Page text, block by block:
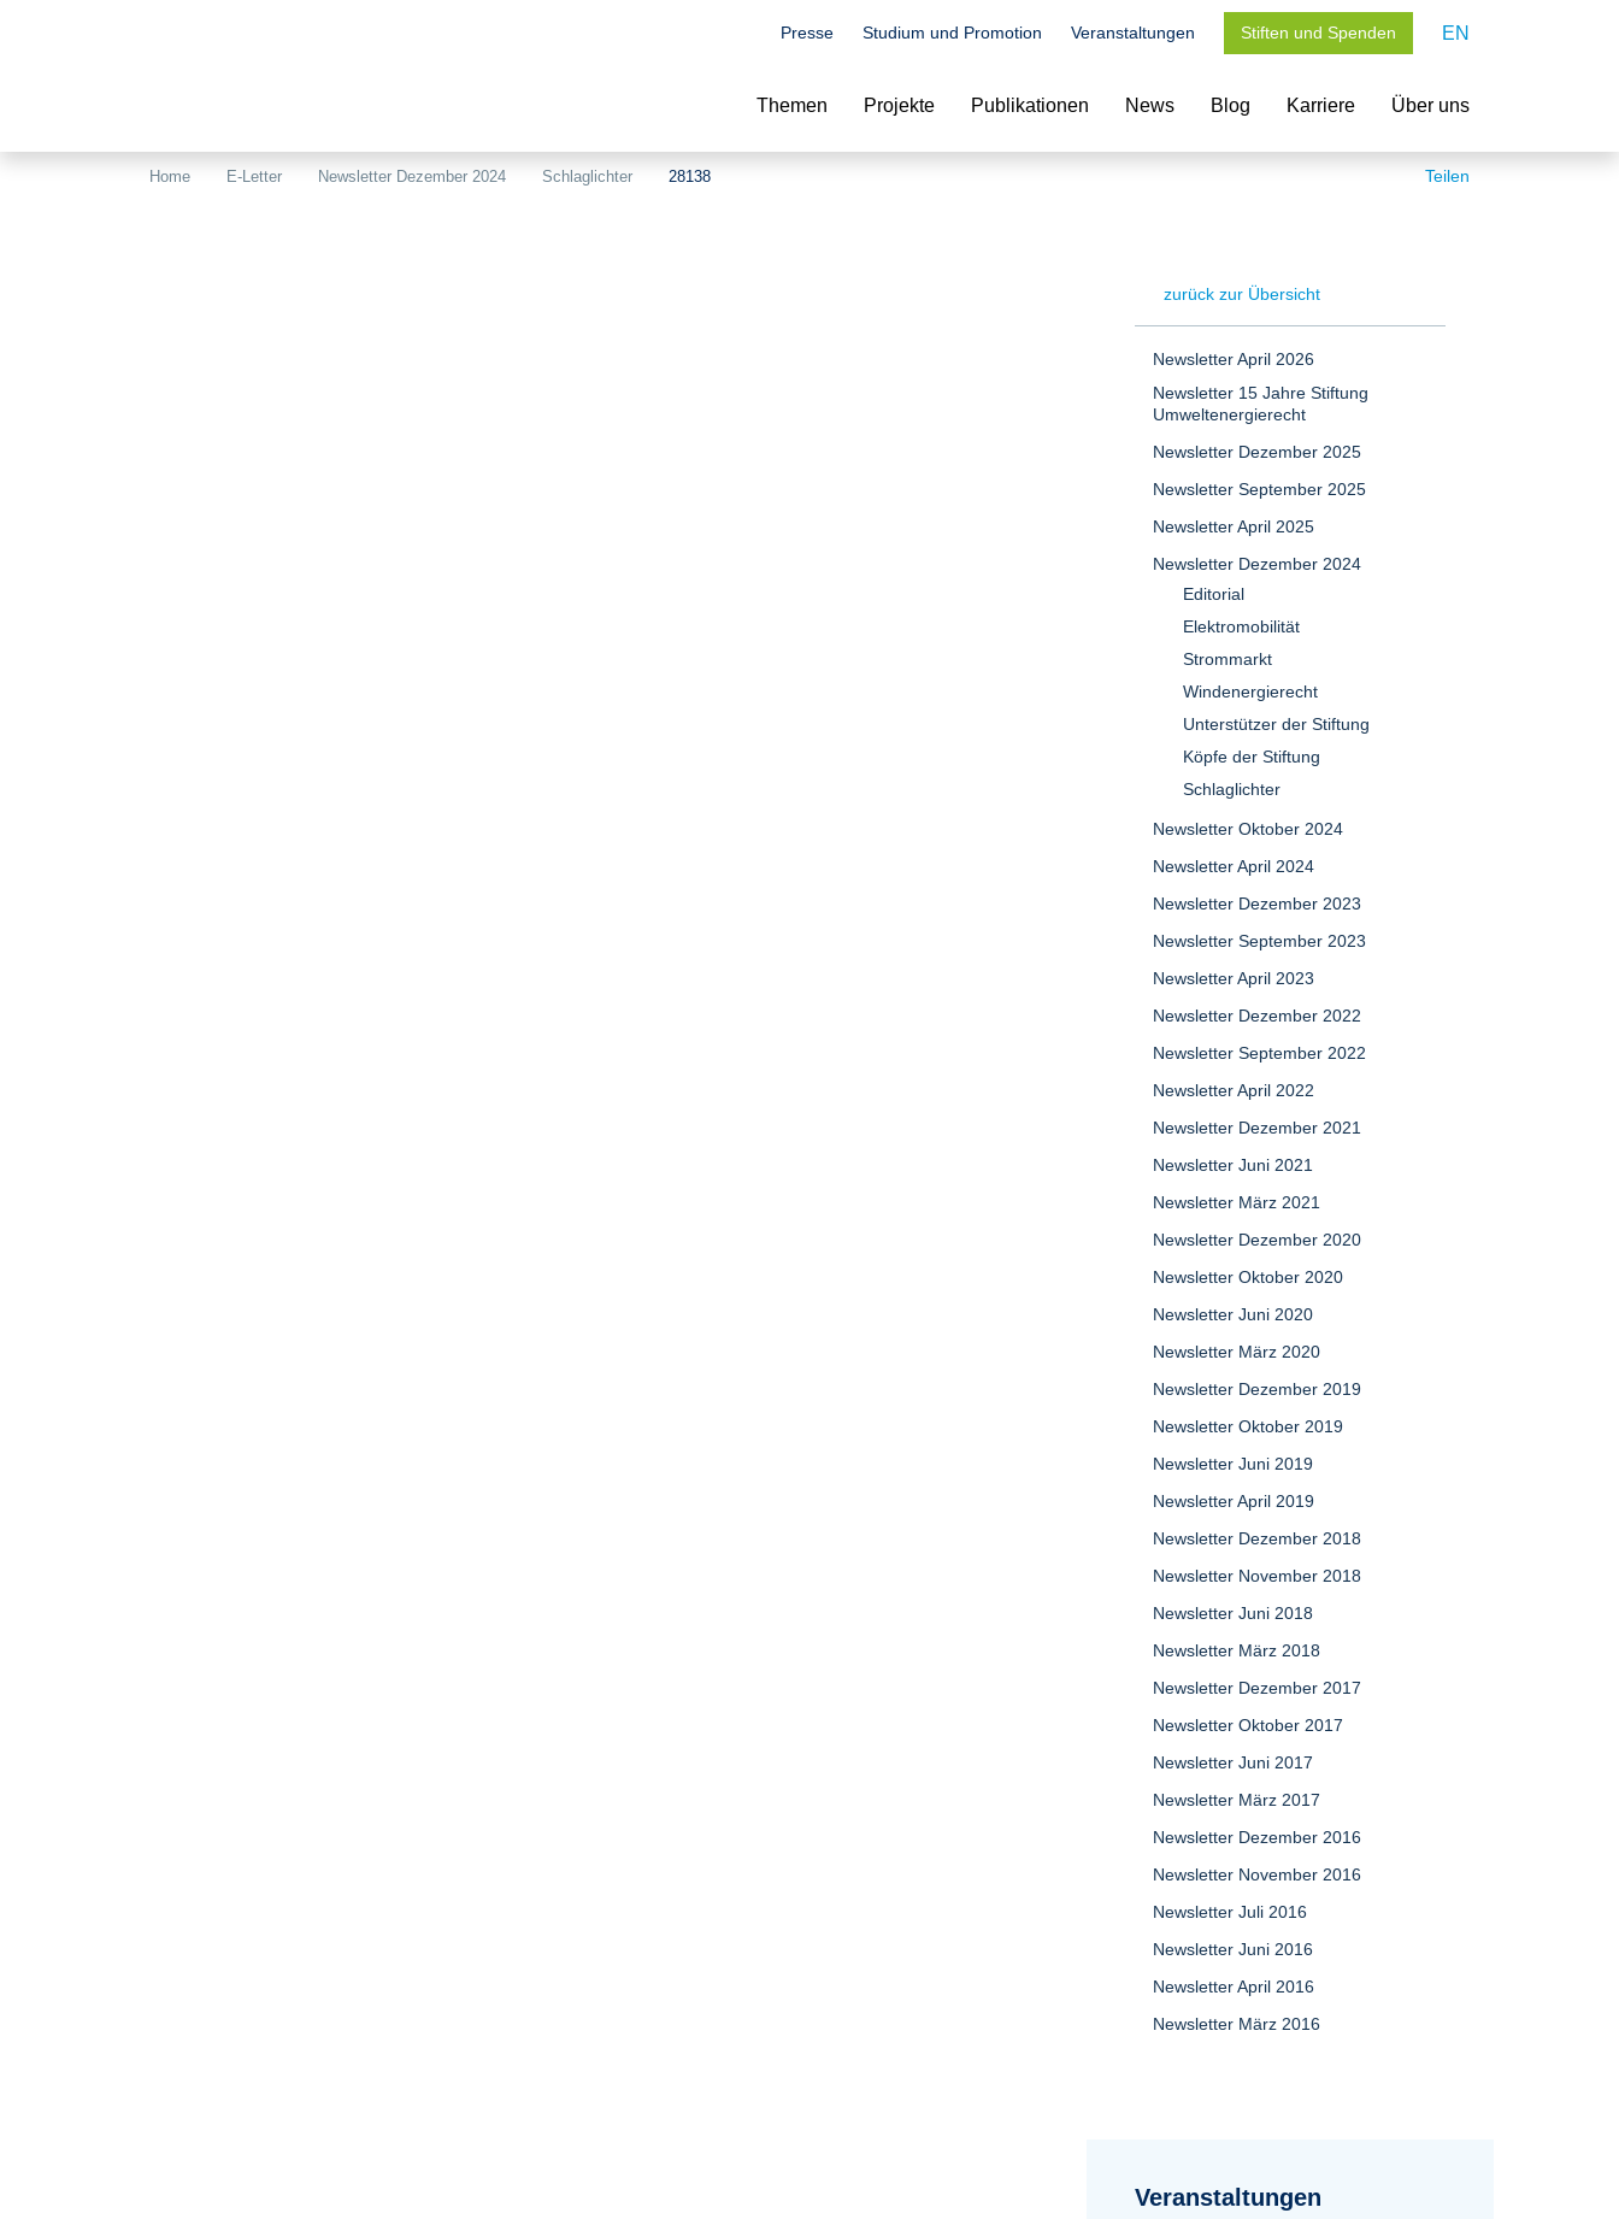
Presse Studium und Promotion Veranstaltungen Stiften und Spenden EN
Themen Projekte Publikationen News Blog Karriere Über uns
Home E-Letter Newsletter Dezember 2024 Schlaglichter 28138 Teilen
zurück zur Übersicht
Newsletter April 2026
Newsletter 15 Jahre Stiftung
Umweltenergierecht
Newsletter Dezember 2025
Newsletter September 2025
Newsletter April 2025
Newsletter Dezember 2024
Editorial
Elektromobilität
Strommarkt
Windenergierecht
Unterstützer der Stiftung
Köpfe der Stiftung
Schlaglichter
Newsletter Oktober 2024
Newsletter April 2024
Newsletter Dezember 2023
Newsletter September 2023
Newsletter April 2023
Newsletter Dezember 2022
Newsletter September 2022
Newsletter April 2022
Newsletter Dezember 2021
Newsletter Juni 2021
Newsletter März 2021
Newsletter Dezember 2020
Newsletter Oktober 2020
Newsletter Juni 2020
Newsletter März 2020
Newsletter Dezember 2019
Newsletter Oktober 2019
Newsletter Juni 2019
Newsletter April 2019
Newsletter Dezember 2018
Newsletter November 2018
Newsletter Juni 2018
Newsletter März 2018
Newsletter Dezember 2017
Newsletter Oktober 2017
Newsletter Juni 2017
Newsletter März 2017
Newsletter Dezember 2016
Newsletter November 2016
Newsletter Juli 2016
Newsletter Juni 2016
Newsletter April 2016
Newsletter März 2016
Veranstaltungen